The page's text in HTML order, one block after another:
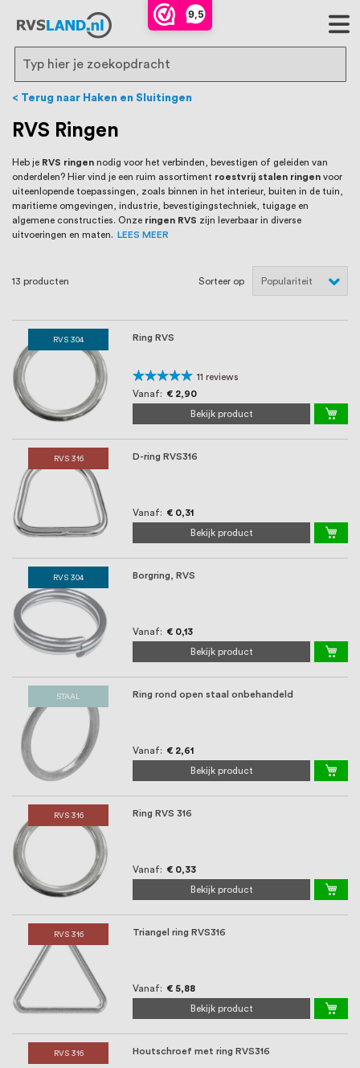
9,5
RVS Land is een écht familiebedrijf met
bijna 20 jaar ervaring in RVS producten
voor binnen- en buitenhuis, waaronder
trapleuningen, deurbeslag,
ventilatieroosters en bouwbeslag. In onze
webshop vind je het grootste assortiment
van Nederland en België, met meer dan
100.000 hoogwaardige RVS artikelen
direct uit voorraad leverbaar. Wij hebben
tevens een eigen werkplaats waar we
jouw specifieke wensen. Al sinds onze
oprichting staat persoonlijke service bij
ons voorop, want we geloven dat een
goede relatie met onze klanten het
verschil maakt.
Search
Terug naar Haken en Sluitingen
RVS Ringen
Heb je RVS ringen nodig voor het verbinden, bevestigen of geleiden van
onderdelen? Hier vind je een ruim assortiment roestvrij stalen ringen voor
uiteenlopende toepassingen, zoals binnen in het interieur, buiten in de tuin,
maritieme omgevingen, industrie, bevestigingstechniek, tuigage en
algemene constructies. Onze ringen RVS zijn leverbaar in diverse
uitvoeringen en maten.
LEES MEER
13 producten Sorteer op
RVS 304 Ring RVS
Waardering:
96%
11 reviews
Vanaf
€ 2,90
Bekijk product
RVS 316 D-ring RVS316
Vanaf € 0,31
Bekijk product
RVS 304 Borgring, RVS
Vanaf € 0,13
Bekijk product
STAAL Ring rond open staal onbehandeld
Vanaf € 2,61
Bekijk product
RVS 316 Ring RVS 316
Vanaf € 0,33
Bekijk product
RVS 316 Triangel ring RVS316
Vanaf € 5,88
Bekijk product
RVS 316 Houtschroef met ring RVS316